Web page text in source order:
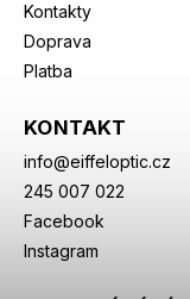
Kontakty
Doprava
Platba
KONTAKT
info@eiffeloptic.cz
245 007 022
Facebook
Instagram